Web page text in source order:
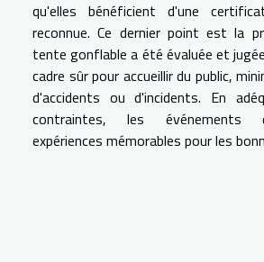
qu'elles bénéficient d'une
reconnue. Ce dernier point est la
tente gonflable a été évaluée et
cadre sûr pour accueillir du public,
d'accidents ou d'incidents. En
contraintes, les événements
expériences mémorables pour les